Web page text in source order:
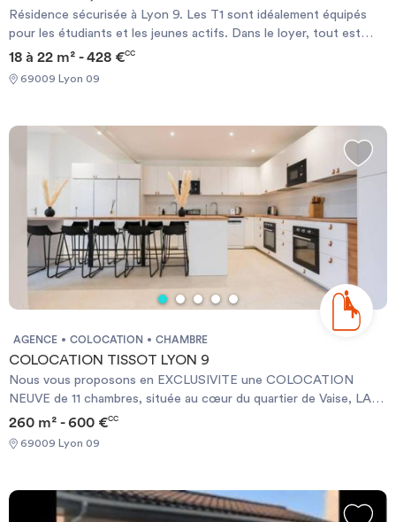
Résidence sécurisée à Lyon 9. Les T1 sont idéalement équipés
pour les étudiants et les jeunes actifs. Dans le loyer, tout est
inclus : eau, électricité, chauffage et internet.
18 à 22 m² - 428 €CC
69009 Lyon 09
AGENCE COLOCATION CHAMBRE
COLOCATION TISSOT LYON 9
Nous vous proposons en EXCLUSIVITE une COLOCATION
NEUVE de 11 chambres, située au cœur du quartier de Vaise, LA
"RESIDENCE TISSOT" offre un emplacement de qualité,
sécurisé, à proximité de toutes commodités, écoles et
commerces. Le quartier est proche du centre-ville et desservi par
rapide aux gares de Jean Macé et Part-dieu. Cette ancienne
maison de Maître, pleine de charme, de 260 m2 sur 3 niveaux,
260 m² - 600 €CC
69009 Lyon 09